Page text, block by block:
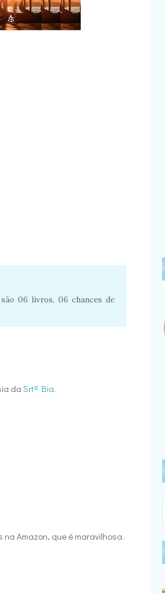
06 livros, 06 chances de
da Srtª Bia.
Amazon, que é maravilhosa.